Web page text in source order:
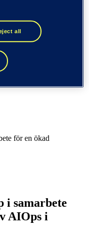
för en ökad
i samarbete
AIOps i
all